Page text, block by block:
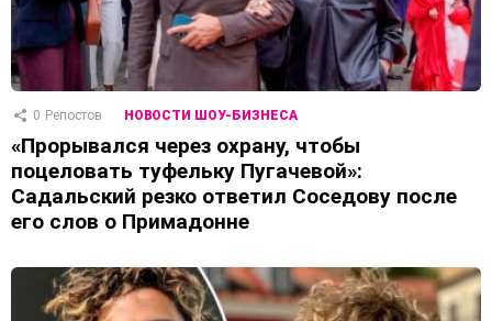
0 Репостов НОВОСТИ ШОУ-БИЗНЕСА
«Прорывался через охрану, чтобы
поцеловать туфельку Пугачевой»:
Садальский резко ответил Соседову после
его слов о Примадонне